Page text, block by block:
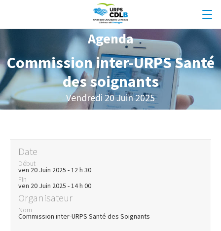
Agenda
Commission inter-URPS Santé
des soignants
Vendredi 20 Juin 2025
Date
Début
ven 20 Juin 2025 - 12 h 30
Fin
ven 20 Juin 2025 - 14 h 00
Organisateur
Nom
Commission inter-URPS Santé des Soignants